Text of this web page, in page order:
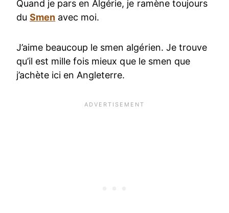
Quand je pars en Algérie, je ramène toujours
duSmen avec moi.
J’aime beaucoup le smen algérien. Je trouve
qu’il est mille fois mieux que le smen que
j’achète ici en Angleterre.